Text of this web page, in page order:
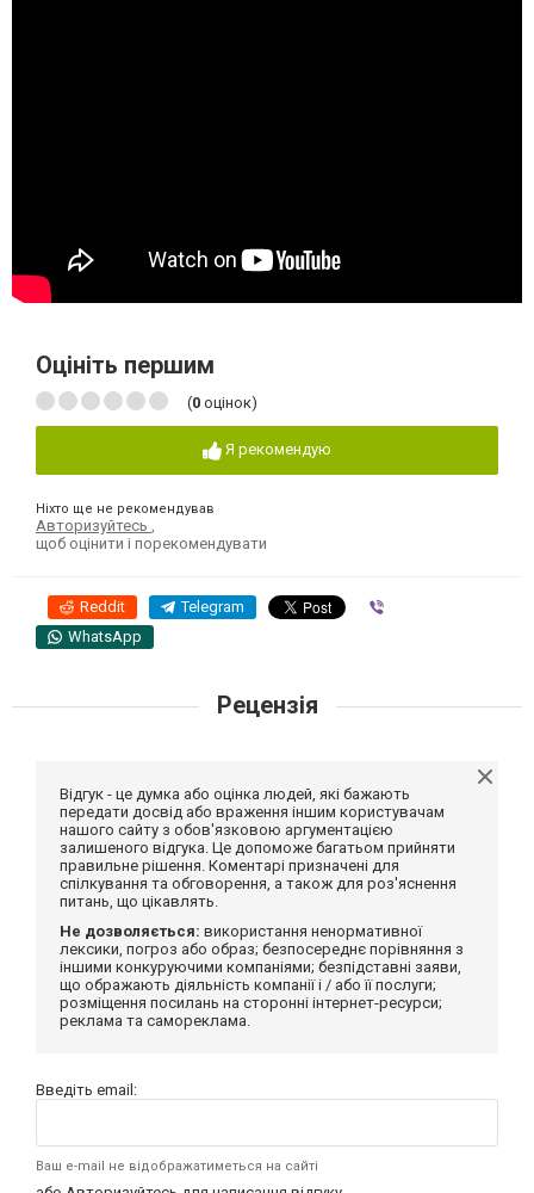
Оцініть першим
(0 оцінок)
Я рекомендую
Ніхто ще не рекомендував
Авторизуйтесь
щоб оцінити і порекомендувати
Reddit Telegram
WhatsApp
Рецензія
Відгук - це думка або оцінка людей, які бажають
передати досвід або враження іншим користувачам
нашого сайту з обов'язковою аргументацією
залишеного відгука. Це допоможе багатьом прийняти
правильне рішення. Коментарі призначені для
спілкування та обговорення, а також для роз'яснення
питань, що цікавлять.
Не дозволяється: використання ненормативної
лексики, погроз або образ; безпосереднє порівняння з
іншими конкуруючими компаніями; безпідставні заяви,
що ображають діяльність компанії і / або її послуги;
розміщення посилань на сторонні інтернет-ресурси;
реклама та самореклама.
Введіть email:
Ваш e-mail не відображатиметься на сайті